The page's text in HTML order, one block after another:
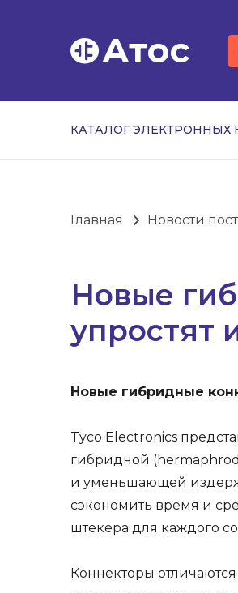
Атос
КАТАЛОГ
Главная Новости
Новые
упростят
Новые гибридные
Tyco Electronics
гибридной
и уменьшающей
сэкономить время и
штекера для каждого
Коннекторы